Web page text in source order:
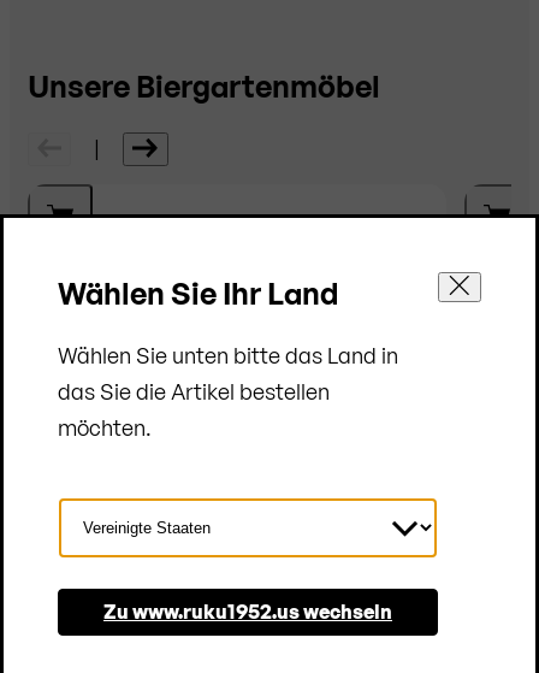
Unsere Biergartenmöbel
|
Biergartenmöbel Set
Wählen Sie Ihr Land
Wählen Sie unten bitte das Land in
das Sie die Artikel bestellen
möchten.
Land
auswählen
Zu www.ruku1952.us wechseln